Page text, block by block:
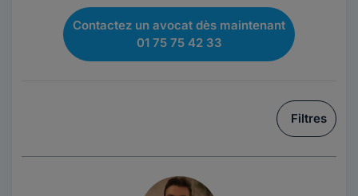
Contactez un avocat dès maintenant
01 75 75 42 33
Filtres